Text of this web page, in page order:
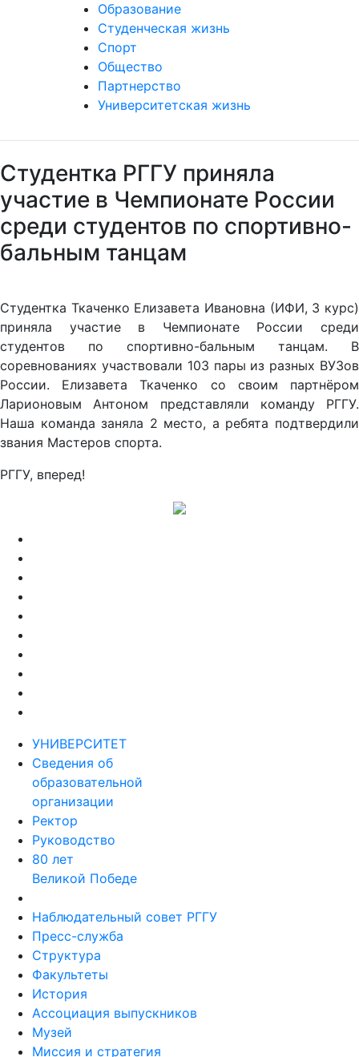
Образование
Студенческая жизнь
Спорт
Общество
Партнерство
Университетская жизнь
Студентка РГГУ приняла
участие в Чемпионате России
среди студентов по спортивно-
бальным танцам
Студентка Ткаченко Елизавета Ивановна (ИФИ, 3 курс)
приняла участие в Чемпионате России среди
студентов по спортивно-бальным танцам. В
соревнованиях участвовали 103 пары из разных ВУЗов
России. Елизавета Ткаченко со своим партнёром
Ларионовым Антоном представляли команду РГГУ.
Наша команда заняла 2 место, а ребята подтвердили
звания Мастеров спорта.
РГГУ, вперед!
УНИВЕРСИТЕТ
Сведения об
образовательной
организации
Ректор
Руководство
80 лет
Великой Победе
Наблюдательный совет РГГУ
Пресс-служба
Структура
Факультеты
История
Ассоциация выпускников
Музей
Миссия и стратегия